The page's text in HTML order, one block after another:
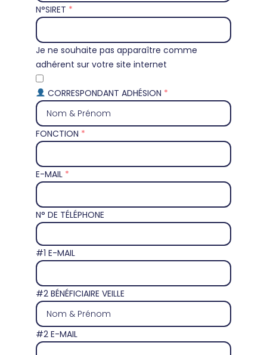
N°SIRET
Je ne souhaite pas apparaître comme
adhérent sur votre site internet
CORRESPONDANT ADHÉSION
FONCTION
E-MAIL
N° DE TÉLÉPHONE
#1 E-MAIL
#2 BÉNÉFICIAIRE VEILLE
#2 E-MAIL